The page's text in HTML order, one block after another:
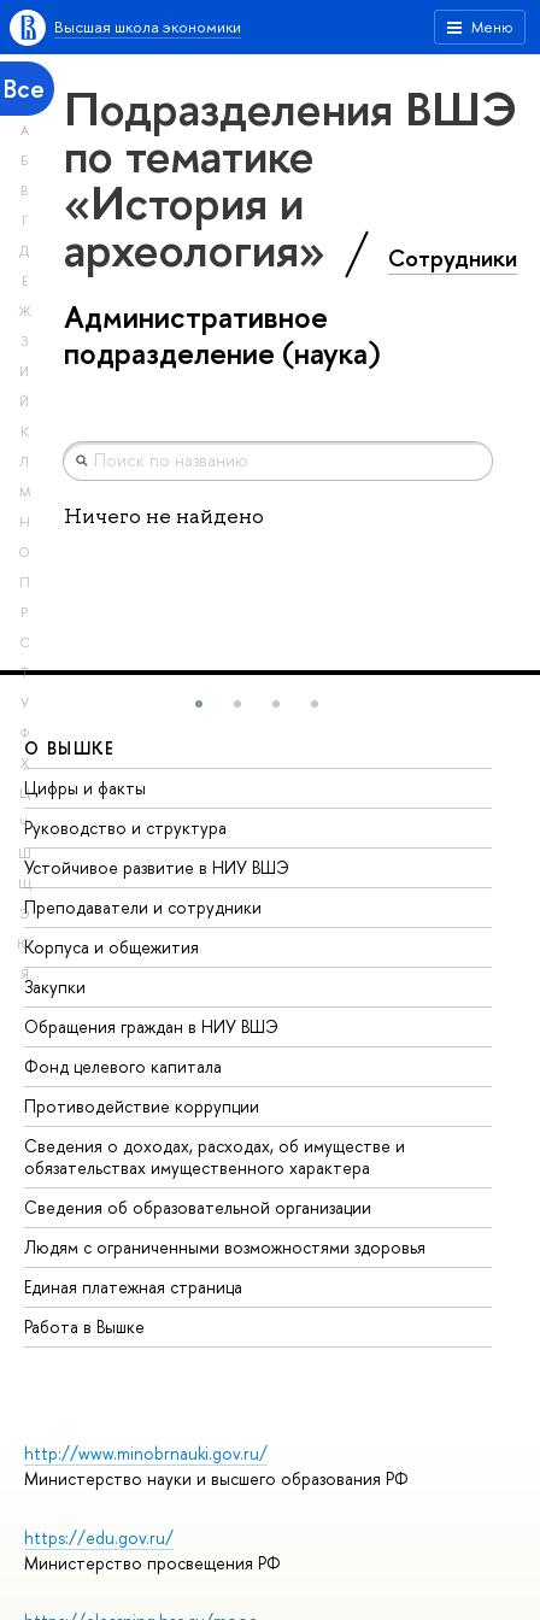
Меню
Высшая школа экономики
Все
А
Б
В
Г
Д
Е
Ж
З
И
Й
К
Л
М
Н
О
П
Р
С
Т
У
Ф
Х
Ц
Ч
Ш
Щ
Э
Ю
Я
Подразделения ВШЭ
по тематике
«История и
археология» Сотрудники
Административное
подразделение (наука)
Ничего не найдено
О ВЫШКЕ
Цифры и факты
Руководство и структура
Устойчивое развитие в НИУ ВШЭ
Преподаватели и сотрудники
Корпуса и общежития
Закупки
Обращения граждан в НИУ ВШЭ
Фонд целевого капитала
Противодействие коррупции
Сведения о доходах, расходах, об имуществе и
обязательствах имущественного характера
Сведения об образовательной организации
Людям с ограниченными возможностями здоровья
Единая платежная страница
Работа в Вышке
http://www.minobrnauki.gov.ru/
Министерство науки и высшего образования РФ
https://edu.gov.ru/
Министерство просвещения РФ